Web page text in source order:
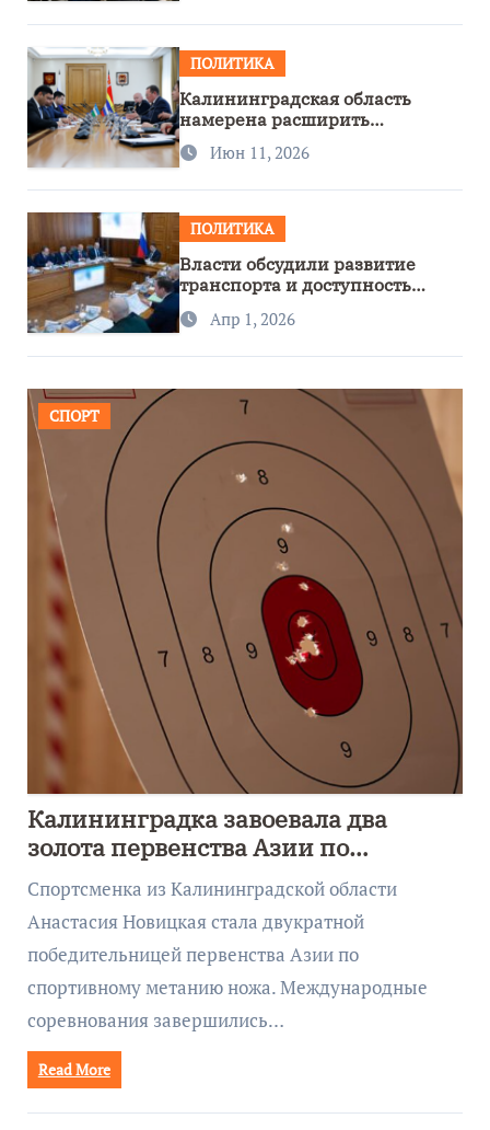
ПОЛИТИКА
Калининградская область
намерена расширить
сотрудничество с Узбекистаном
Июн 11, 2026
ПОЛИТИКА
Власти обсудили развитие
транспорта и доступность
региона
Апр 1, 2026
СПОРТ
Калининградка завоевала два
золота первенства Азии по
метанию ножа
Спортсменка из Калининградской области
Анастасия Новицкая стала двукратной
победительницей первенства Азии по
спортивному метанию ножа. Международные
соревнования завершились…
Read More